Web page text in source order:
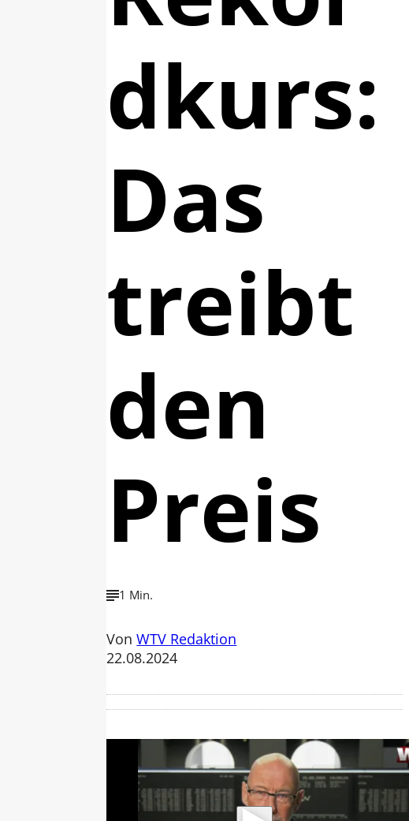
dkurs:
Das
treibt
den
Preis
1 Min.
VonWTV Redaktion
22.08.2024
Mit der Wiedergabe dieses Videos
werden Daten an Youtube übertragen.